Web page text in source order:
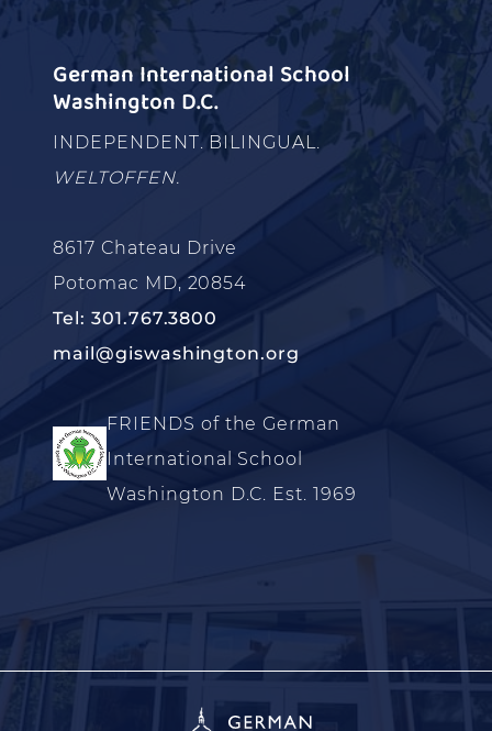
German International School
Washington D.C.
INDEPENDENT. BILINGUAL.
WELTOFFEN.
8617 Chateau Drive
Potomac MD, 20854
Tel: 301.767.3800
mail@giswashington.org
FRIENDS of the German
International School
Washington D.C. Est. 1969